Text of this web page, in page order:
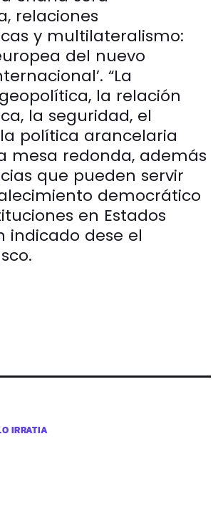
relaciones
y multilateralismo:
del nuevo
“La
la relación
la seguridad, el
política arancelaria
mesa redonda, además
que pueden servir
democrático
en Estados
indicado dese el
IRRATIA